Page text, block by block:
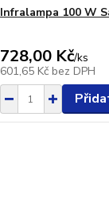
Infralampa 100 W
728,00 Kč/ks
601,65 Kč bez DPH